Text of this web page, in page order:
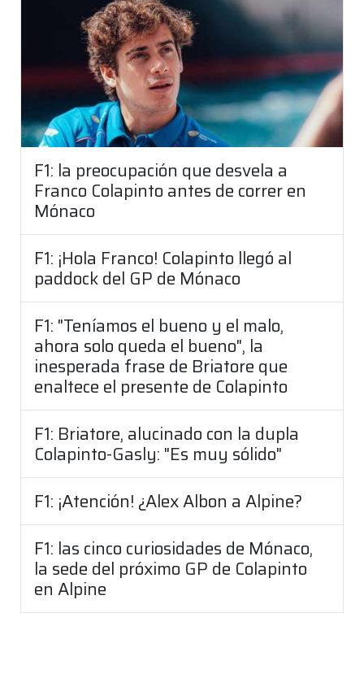
F1: la preocupación que desvela a
Franco Colapinto antes de correr en
Mónaco
F1: ¡Hola Franco! Colapinto llegó al
paddock del GP de Mónaco
F1: "Teníamos el bueno y el malo,
ahora solo queda el bueno", la
inesperada frase de Briatore que
enaltece el presente de Colapinto
F1: Briatore, alucinado con la dupla
Colapinto-Gasly: "Es muy sólido"
F1: ¡Atención! ¿Alex Albon a Alpine?
F1: las cinco curiosidades de Mónaco,
la sede del próximo GP de Colapinto
en Alpine